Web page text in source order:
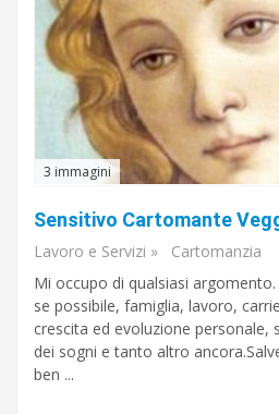
3 immagini
Lavoro e Servizi » Cartomanzia
Mi occupo di qualsiasi
se possibile, famiglia, lavoro,
crescita ed evoluzione personale,
dei sogni e tanto altro
ben ...